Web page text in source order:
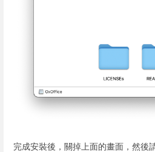
完成安裝後，關掉上面的畫面，然後